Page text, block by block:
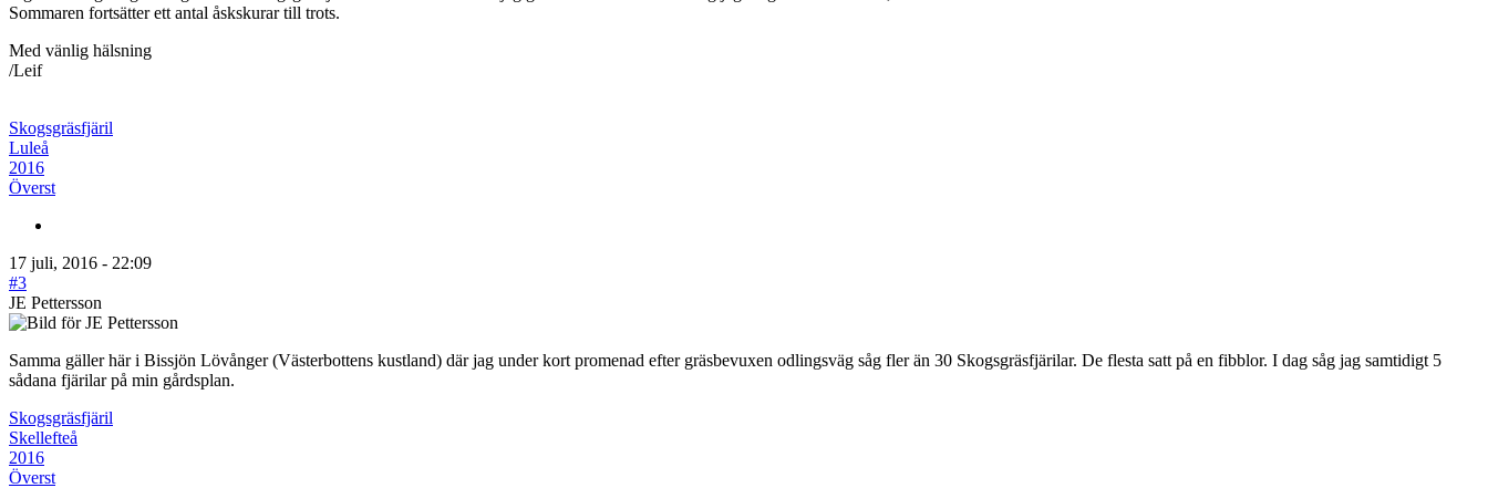
Sommaren fortsätter ett antal åskskurar till trots.
Med vänlig hälsning
/Leif
Skogsgräsfjäril
Luleå
2016
Överst
17 juli, 2016 - 22:09
#3
JE Pettersson
Samma gäller här i Bissjön Lövånger (Västerbottens kustland) där jag under kort promenad efter gräsbevuxen odlingsväg såg fler än 30 Skogsgräsfjärilar. De flesta satt på en fibblor. I dag såg jag samtidigt 5
sådana fjärilar på min gårdsplan.
Skogsgräsfjäril
Skellefteå
2016
Överst